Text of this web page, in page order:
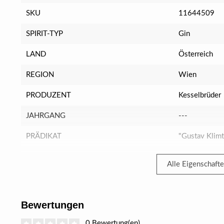
SKU 11644509
SPIRIT-TYP Gin
LAND Österreich
REGION Wien
PRODUZENT Kesselbrüder
JAHRGANG ---
PRÄDIKAT "Gustav
Alle
Bewertungen